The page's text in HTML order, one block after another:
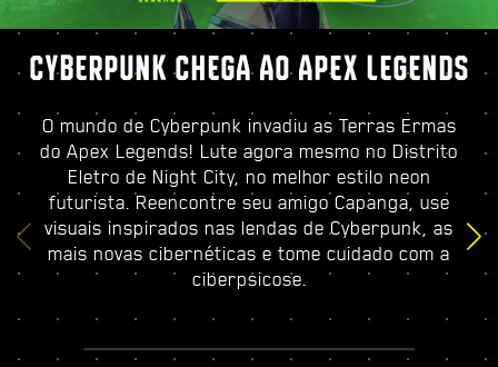
CYBERPUNK CHEGA AO APEX LEGENDS
O mundo de Cyberpunk invadiu as Terras Ermas
do Apex Legends! Lute agora mesmo no Distrito
Eletro de Night City, no melhor estilo neon
futurista. Reencontre seu amigo Capanga, use
visuais inspirados nas lendas de Cyberpunk, as
mais novas cibernéticas e tome cuidado com a
ciberpsicose.